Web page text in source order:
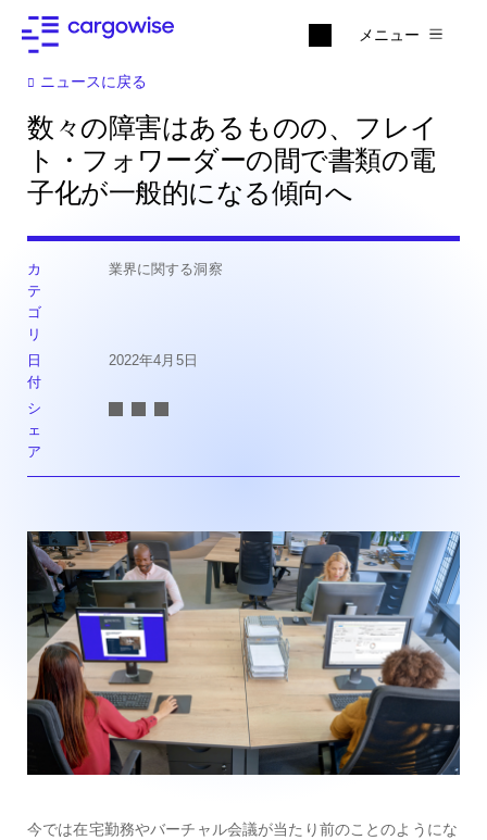
メニュー
ニュースに戻る
数々の障害はあるものの、フレイ
ト・フォワーダーの間で書類の電
子化が一般的になる傾向へ
カ
テ
ゴ
リ
業界に関する洞察
日
付
2022年4月5日
シ
ェ
ア
今では在宅勤務やバーチャル会議が当たり前のことのようにな